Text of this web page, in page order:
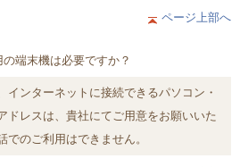
ページ上部へ
端末機は必要ですか？
インターネットに接続できるパソコン・
ドレスは、貴社にてご用意をお願いいた
でのご利用はできません。